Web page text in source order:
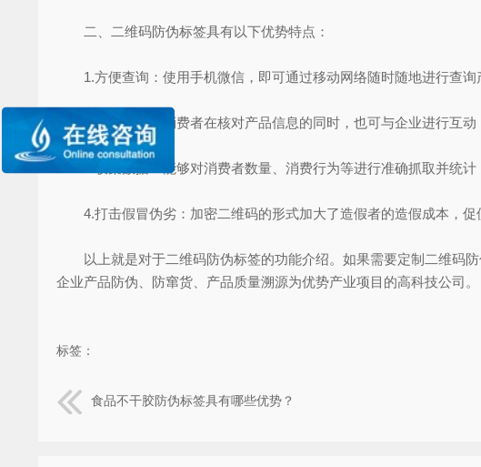
二、二维码防伪标签具有以下优势特点：
1.方便查询：使用手机微信，即可通过移动网络随时随地进行查询
2.品牌宣传：消费者在核对产品信息的同时，也可与企业进行互动
3.收集数据：能够对消费者数量、消费行为等进行准确抓取并统计
4.打击假冒伪劣：加密二维码的形式加大了造假者的造假成本，促
以上就是对于二维码防伪标签的功能介绍。如果需要定制二维码防
企业产品防伪、防窜货、产品质量溯源为优势产业项目的高科技公司。
标签：
食品不干胶防伪标签具有哪些优势？